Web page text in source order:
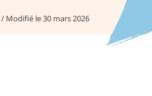
/ Modifié le 30 mars 2026